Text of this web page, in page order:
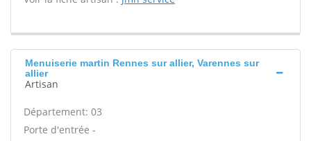
Menuiserie martin Rennes sur allier, Varennes sur
allier
Artisan
Département: 03
Porte d'entrée -